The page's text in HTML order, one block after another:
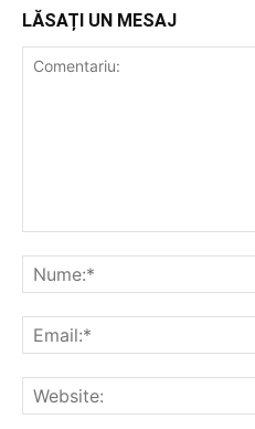
LĂSAȚI UN MESAJ